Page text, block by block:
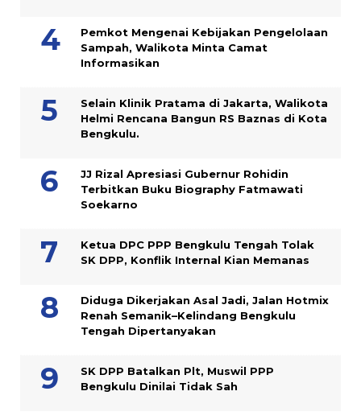
Pemkot Mengenai Kebijakan Pengelolaan
Sampah, Walikota Minta Camat
Informasikan
Selain Klinik Pratama di Jakarta, Walikota
Helmi Rencana Bangun RS Baznas di Kota
Bengkulu.
JJ Rizal Apresiasi Gubernur Rohidin
Terbitkan Buku Biography Fatmawati
Soekarno
Ketua DPC PPP Bengkulu Tengah Tolak
SK DPP, Konflik Internal Kian Memanas
Diduga Dikerjakan Asal Jadi, Jalan Hotmix
Renah Semanik–Kelindang Bengkulu
Tengah Dipertanyakan
SK DPP Batalkan Plt, Muswil PPP
Bengkulu Dinilai Tidak Sah